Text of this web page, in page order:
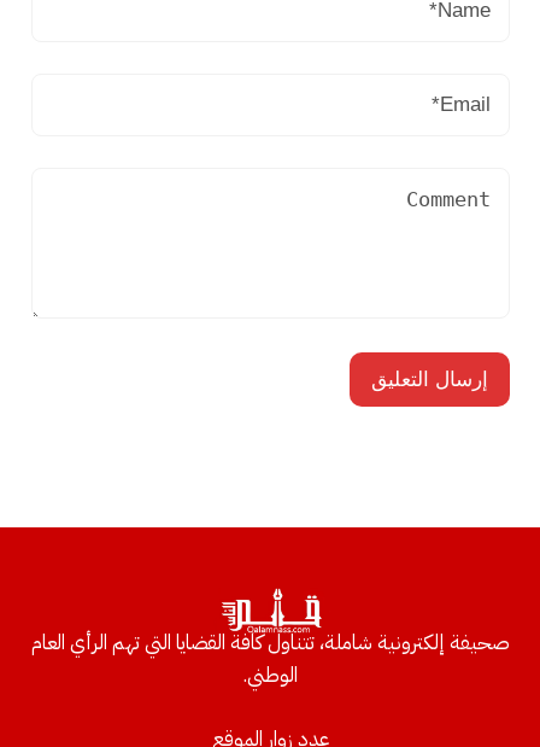
صحيفة إلكترونية شاملة، تتناول كافة القضايا التي تهم الرأي العام
الوطني.
عدد زوار الموقع